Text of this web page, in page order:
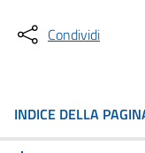
Condividi
INDICE DELLA